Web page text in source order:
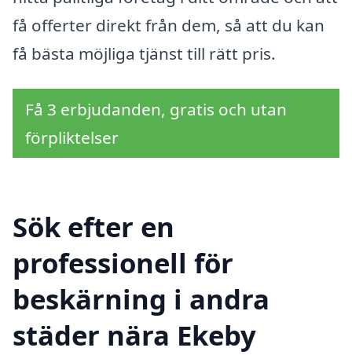
få offerter direkt från dem, så att du kan
få bästa möjliga tjänst till rätt pris.
Få 3 erbjudanden, gratis och utan
förpliktelser
Sök efter en
professionell för
beskärning i andra
städer nära Ekeby